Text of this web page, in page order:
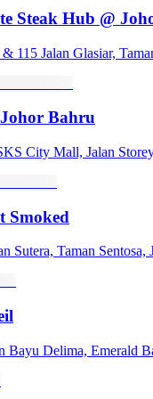
Steak Hub @
115 Jalan Glasiar,
Bahru
City Mall, Jalan
Smoked
Sutera, Taman Sentosa,
Bayu Delima, Emerald